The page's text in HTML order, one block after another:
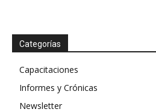
Categorías
Capacitaciones
Informes y Crónicas
Newsletter